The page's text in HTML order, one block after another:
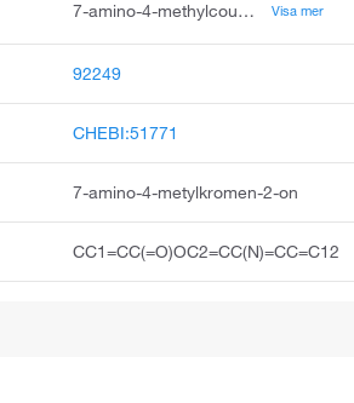
7-amino-4-methylcoumarin, coumarin 120, 7-amino-4-methyl-2h-chromen-2-one, 2h-1-benzopyran-2-one, 7-amino-4-methyl, coumarin, 7-amino-4-methyl, 4-methyl-7-aminocoumarin, 7-amino-4-methyl-chromen-2-one, unii-ocy3jct44x, ccris 4961, ocy3jct44x Visa mer
92249
CHEBI:51771
7-amino-4-metylkromen-2-on
CC1=CC(=O)OC2=CC(N)=CC=C12